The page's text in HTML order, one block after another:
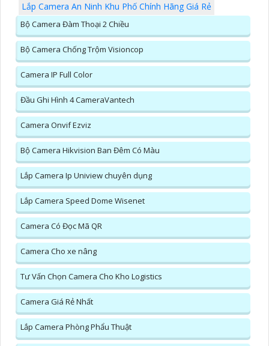
Lắp Camera An Ninh Khu Phố Chính Hãng Giá Rẻ
Bộ Camera Đàm Thoại 2 Chiều
Bộ Camera Chống Trộm Visioncop
Camera IP Full Color
Đầu Ghi Hình 4 CameraVantech
Camera Onvif Ezviz
Bộ Camera Hikvision Ban Đêm Có Màu
Lắp Camera Ip Uniview chuyên dụng
Lắp Camera Speed Dome Wisenet
Camera Có Đọc Mã QR
Camera Cho xe nâng
Tư Vấn Chọn Camera Cho Kho Logistics
Camera Giá Rẻ Nhất
Lắp Camera Phòng Phẩu Thuật